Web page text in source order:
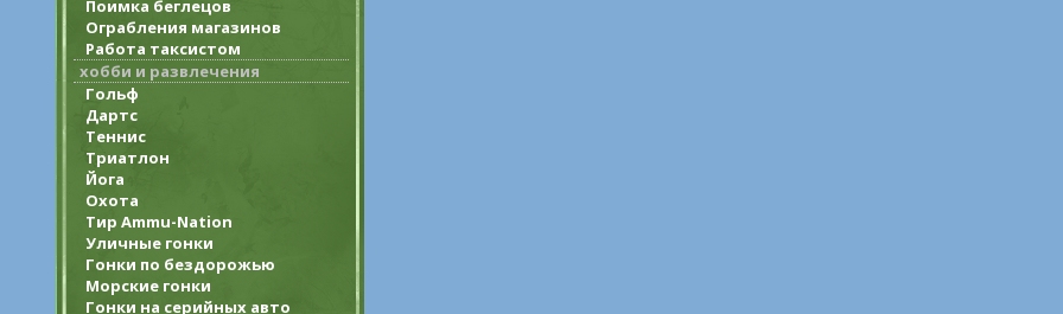
Поимка беглецов
Ограбления магазинов
Работа таксистом
хобби и развлечения
Гольф
Дартс
Теннис
Триатлон
Йога
Охота
Тир Ammu-Nation
Уличные гонки
Гонки по бездорожью
Морские гонки
Гонки на серийных авто